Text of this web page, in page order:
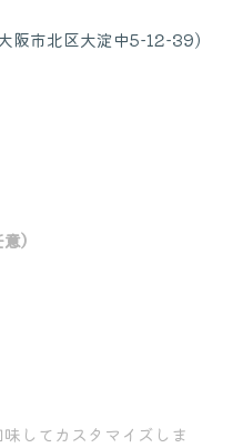
阪市北区大淀中5-12-39)
）
してカスタマイズしま